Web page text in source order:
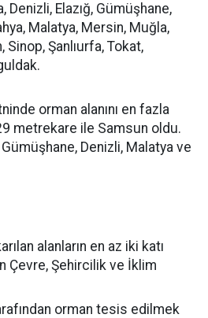
Denizli, Elazığ, Gümüşhane,
Malatya, Mersin, Muğla,
Sinop, Şanlıurfa, Tokat,
orman alanını en fazla
metrekare ile Samsun oldu.
Denizli, Malatya ve
alanların en az iki katı
Çevre, Şehircilik ve İklim
orman tesis edilmek